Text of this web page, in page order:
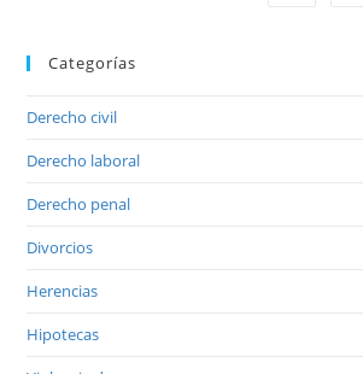
Categorías
Derecho civil
Derecho laboral
Derecho penal
Divorcios
Herencias
Hipotecas